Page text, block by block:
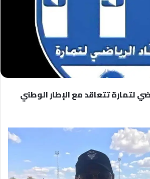
لتمارة تتعاقد مع الإطار الوطني